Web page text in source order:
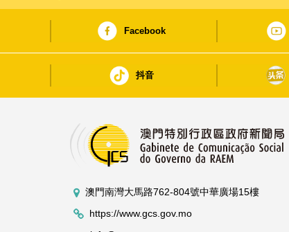
Facebook
抖音
澳門南灣大馬路762-804號中華廣場15樓
https://www.gcs.gov.mo